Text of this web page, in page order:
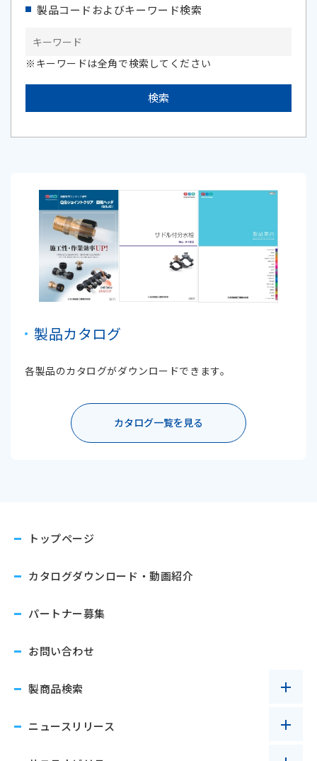
製品コードおよびキーワード検索
※キーワードは全角で検索してください
製品カタログ
各製品のカタログがダウンロードできます。
カタログ一覧を見る
トップページ
カタログダウンロード ・動画紹介
パートナー募集
お問い合わせ
製商品検索
ニュースリリース